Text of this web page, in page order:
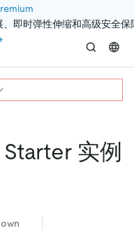
即时弹性伸缩和高级安全保
实例